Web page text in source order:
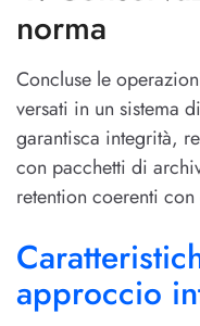
norma
Concluse le
versati in un sistema
garantisca integrità,
con pacchetti di
retention coerenti
approccio